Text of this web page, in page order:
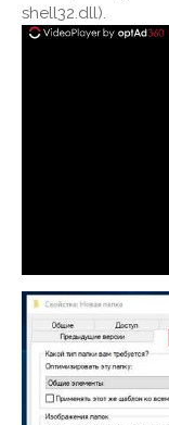
shell32.dll).